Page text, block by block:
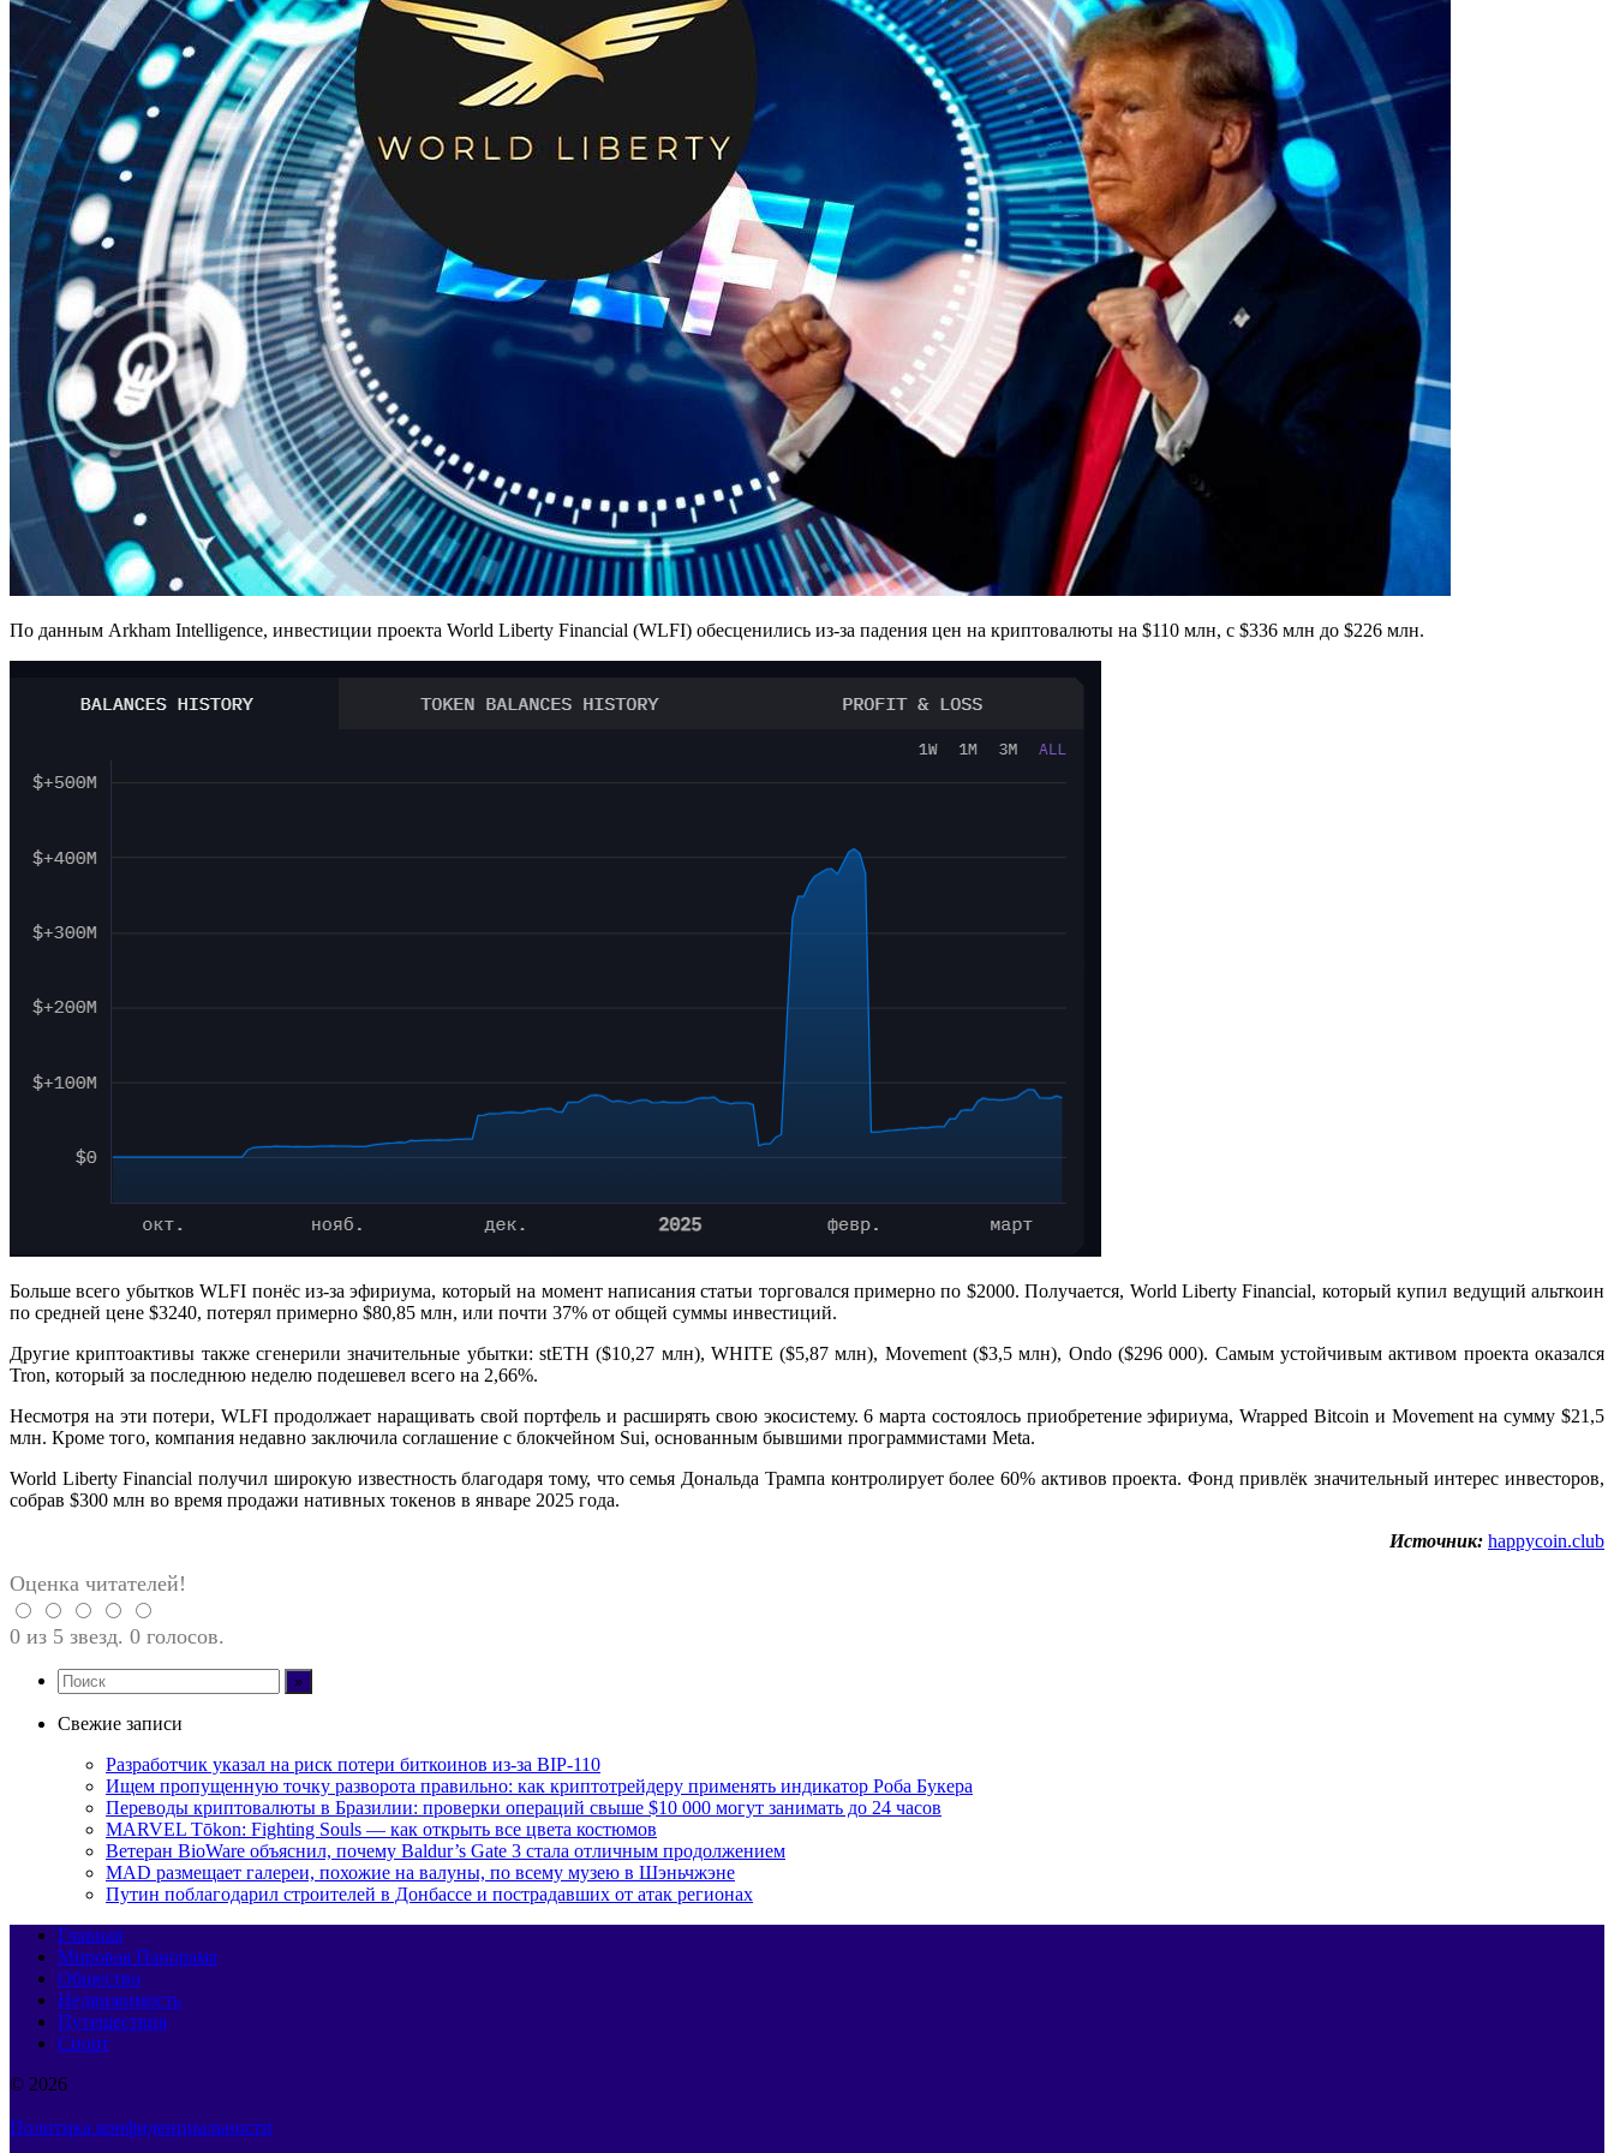
По данным Arkham Intelligence, инвестиции проекта World Liberty Financial (WLFI) обесценились из-за падения цен на криптовалюты на $110 млн, с $336 млн до $226 млн.
Больше всего убытков WLFI понёс из-за эфириума, который на момент написания статьи торговался примерно по $2000. Получается, World Liberty Financial, который купил ведущий альткоин
по средней цене $3240, потерял примерно $80,85 млн, или почти 37% от общей суммы инвестиций.
Другие криптоактивы также сгенерили значительные убытки: stETH ($10,27 млн), WHITE ($5,87 млн), Movement ($3,5 млн), Ondo ($296 000). Самым устойчивым активом проекта оказался
Tron, который за последнюю неделю подешевел всего на 2,66%.
Несмотря на эти потери, WLFI продолжает наращивать свой портфель и расширять свою экосистему. 6 марта состоялось приобретение эфириума, Wrapped Bitcoin и Movement на сумму $21,5
млн. Кроме того, компания недавно заключила соглашение с блокчейном Sui, основанным бывшими программистами Meta.
World Liberty Financial получил широкую известность благодаря тому, что семья Дональда Трампа контролирует более 60% активов проекта. Фонд привлёк значительный интерес инвесторов,
собрав $300 млн во время продажи нативных токенов в январе 2025 года.
Источник: happycoin.club
Оценка читателей!
0 из 5 звезд. 0 голосов.
Свежие записи
Разработчик указал на риск потери биткоинов из-за BIP-110
Ищем пропущенную точку разворота правильно: как криптотрейдеру применять индикатор Роба Букера
Переводы криптовалюты в Бразилии: проверки операций свыше $10 000 могут занимать до 24 часов
MARVEL Tōkon: Fighting Souls — как открыть все цвета костюмов
Ветеран BioWare объяснил, почему Baldur’s Gate 3 стала отличным продолжением
MAD размещает галереи, похожие на валуны, по всему музею в Шэньчжэне
Путин поблагодарил строителей в Донбассе и пострадавших от атак регионах
Главная
Мировая Панорама
Общество
Недвижимость
Путешествия
Спорт
© 2026
Политика конфиденциальности